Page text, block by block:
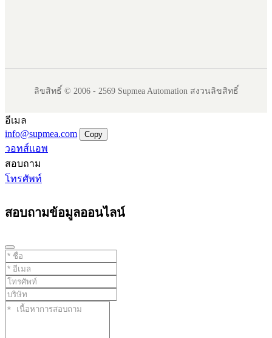
ลิขสิทธิ์ © 2006 - 2569 Supmea Automation สงวนลิขสิทธิ์
อีเมล
info@supmea.com
Copy
วอทส์แอพ
สอบถาม
โทรศัพท์
สอบถามข้อมูลออนไลน์